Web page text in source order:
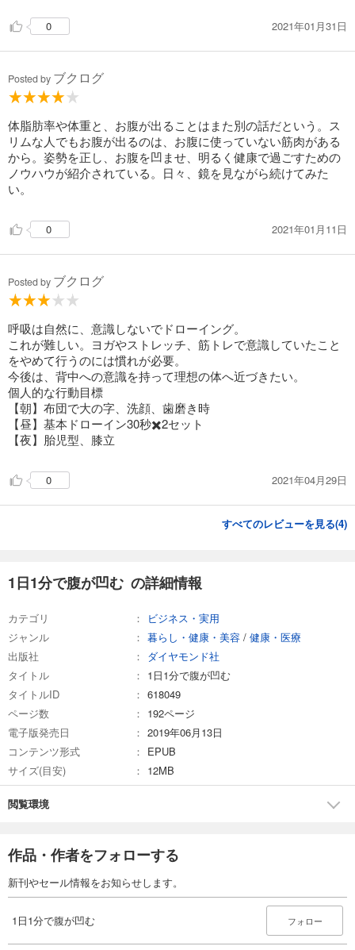
0 2021年01月31日
Posted by ブクログ
体脂肪率や体重と、お腹が出ることはまた別の話だという。ス
リムな人でもお腹が出るのは、お腹に使っていない筋肉がある
から。姿勢を正し、お腹を凹ませ、明るく健康で過ごすための
ノウハウが紹介されている。日々、鏡を見ながら続けてみた
い。
0 2021年01月11日
Posted by ブクログ
呼吸は自然に、意識しないでドローイング。
これが難しい。ヨガやストレッチ、筋トレで意識していたこと
をやめて行うのには慣れが必要。
今後は、背中への意識を持って理想の体へ近づきたい。
個人的な行動目標
【朝】布団で大の字、洗顔、歯磨き時
【昼】基本ドローイン30秒✖️2セット
【夜】胎児型、膝立
0 2021年04月29日
すべてのレビューを見る(4)
1日1分で腹が凹む の詳細情報
カテゴリ
ビジネス・実用
ジャンル
暮らし・健康・美容 / 健康・医療
出版社
ダイヤモンド社
タイトル
1日1分で腹が凹む
タイトルID
618049
ページ数
192ページ
電子版発売日
2019年06月13日
コンテンツ形式
EPUB
サイズ(目安)
12MB
閲覧環境
作品・作者をフォローする
新刊やセール情報をお知らせします。
1日1分で腹が凹む フォロー